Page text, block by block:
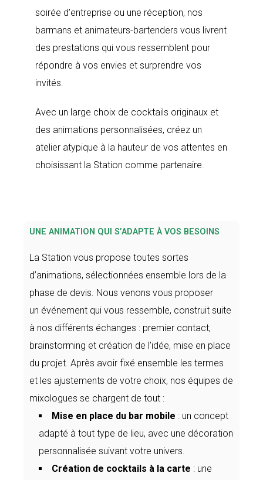
soirée d’entreprise ou une réception, nos
barmans et animateurs-bartenders vous livrent
des prestations qui vous ressemblent pour
répondre à vos envies et surprendre vos
invités.
Avec un large choix de cocktails originaux et
des animations personnalisées, créez un
atelier atypique à la hauteur de vos attentes en
choisissant la Station comme partenaire.
UNE ANIMATION QUI S’ADAPTE À VOS BESOINS
La Station vous propose toutes sortes
d’animations, sélectionnées ensemble lors de la
phase de devis. Nous venons vous proposer
un événement qui vous ressemble, construit suite
à nos différents échanges : premier contact,
brainstorming et création de l’idée, mise en place
du projet. Après avoir fixé ensemble les termes
et les ajustements de votre choix, nos équipes de
mixologues se chargent de tout :
Mise en place du bar mobile : un concept
adapté à tout type de lieu, avec une décoration
personnalisée suivant votre univers.
Création de cocktails à la carte : une